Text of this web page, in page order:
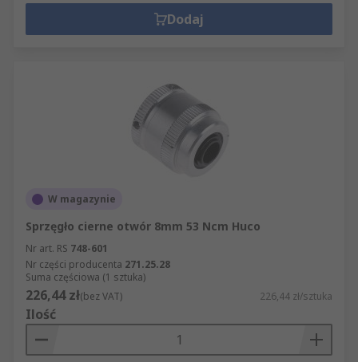
Dodaj
W magazynie
Sprzęgło cierne otwór 8mm 53 Ncm Huco
Nr art. RS 748-601
Nr części producenta 271.25.28
Suma częściowa (1 sztuka)
226,44 zł(bez VAT) 226,44 zł/sztuka
Ilość